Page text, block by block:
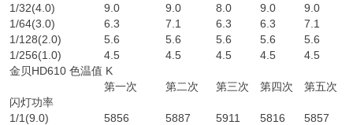
1/32(4.0)
9.0 9.0 8.0 9.0 9.0
1/64(3.0)
6.3 7.1 6.3 6.3 7.1
1/128(2.0)
5.6 5.6 5.6 5.6 5.6
1/256(1.0)
4.5 4.5 4.5 4.5 4.5
金贝HD610 色温值 K
第一次
第二次 第三次 第四次 第五次
闪灯功率
1/1(9.0)
5856 5887 5911 5816 5857